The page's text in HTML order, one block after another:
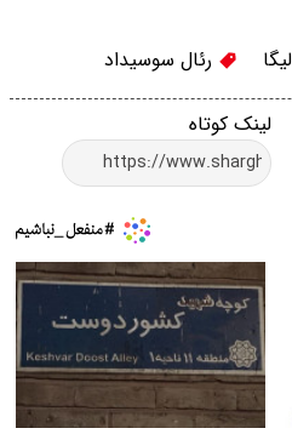
رئال سوسیداد
لینک کوتاه